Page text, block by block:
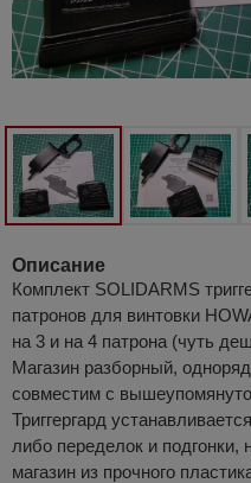
Описание
Комплект SOLIDARMS
патронов для винтовки
на 3 и на 4 патрона (чуть
Магазин разборный,
совместим с
Триггергард
либо переделок и подгонки,
магазин из прочного